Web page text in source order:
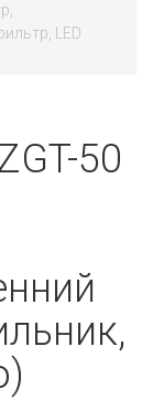
LED
50